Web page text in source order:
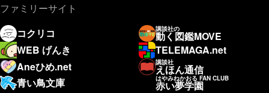
ファミリーサイト
コクリコ
講談社の
動く図鑑MOVE
WEB げんき
TELEMAGA.net
Aneひめ.net
講談社
えほん通信
青い鳥文庫
はやみねかおる FAN CLUB
赤い夢学園